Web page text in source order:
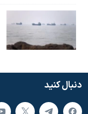
دنبال کنید